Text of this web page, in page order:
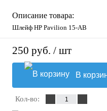
Описание товара:
Шлейф HP Pavilion 15-AB
250 руб. / шт
В
Кол-во: